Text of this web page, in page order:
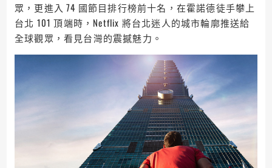
眾，更進入 74 國節目排行榜前十名，在霍諾德徒手攀上
台北 101 頂端時，Netflix 將台北迷人的城市輪廓推送給
全球觀眾，看見台灣的震撼魅力。